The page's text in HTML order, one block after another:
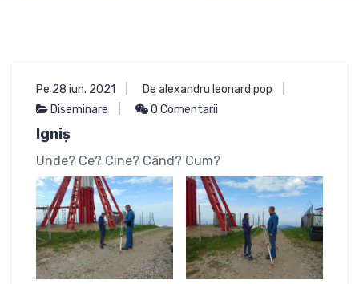
Pe 28 iun. 2021
De alexandru leonard pop
Diseminare
0 Comentarii
Igniș
Unde? Ce? Cine? Când? Cum?